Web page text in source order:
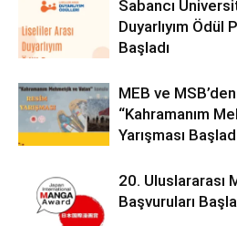
Sabancı
Duyarlıyım Ödül
Başladı
MEB ve
“Kahramanım
Yarışması
20. Uluslararası
Başvuruları